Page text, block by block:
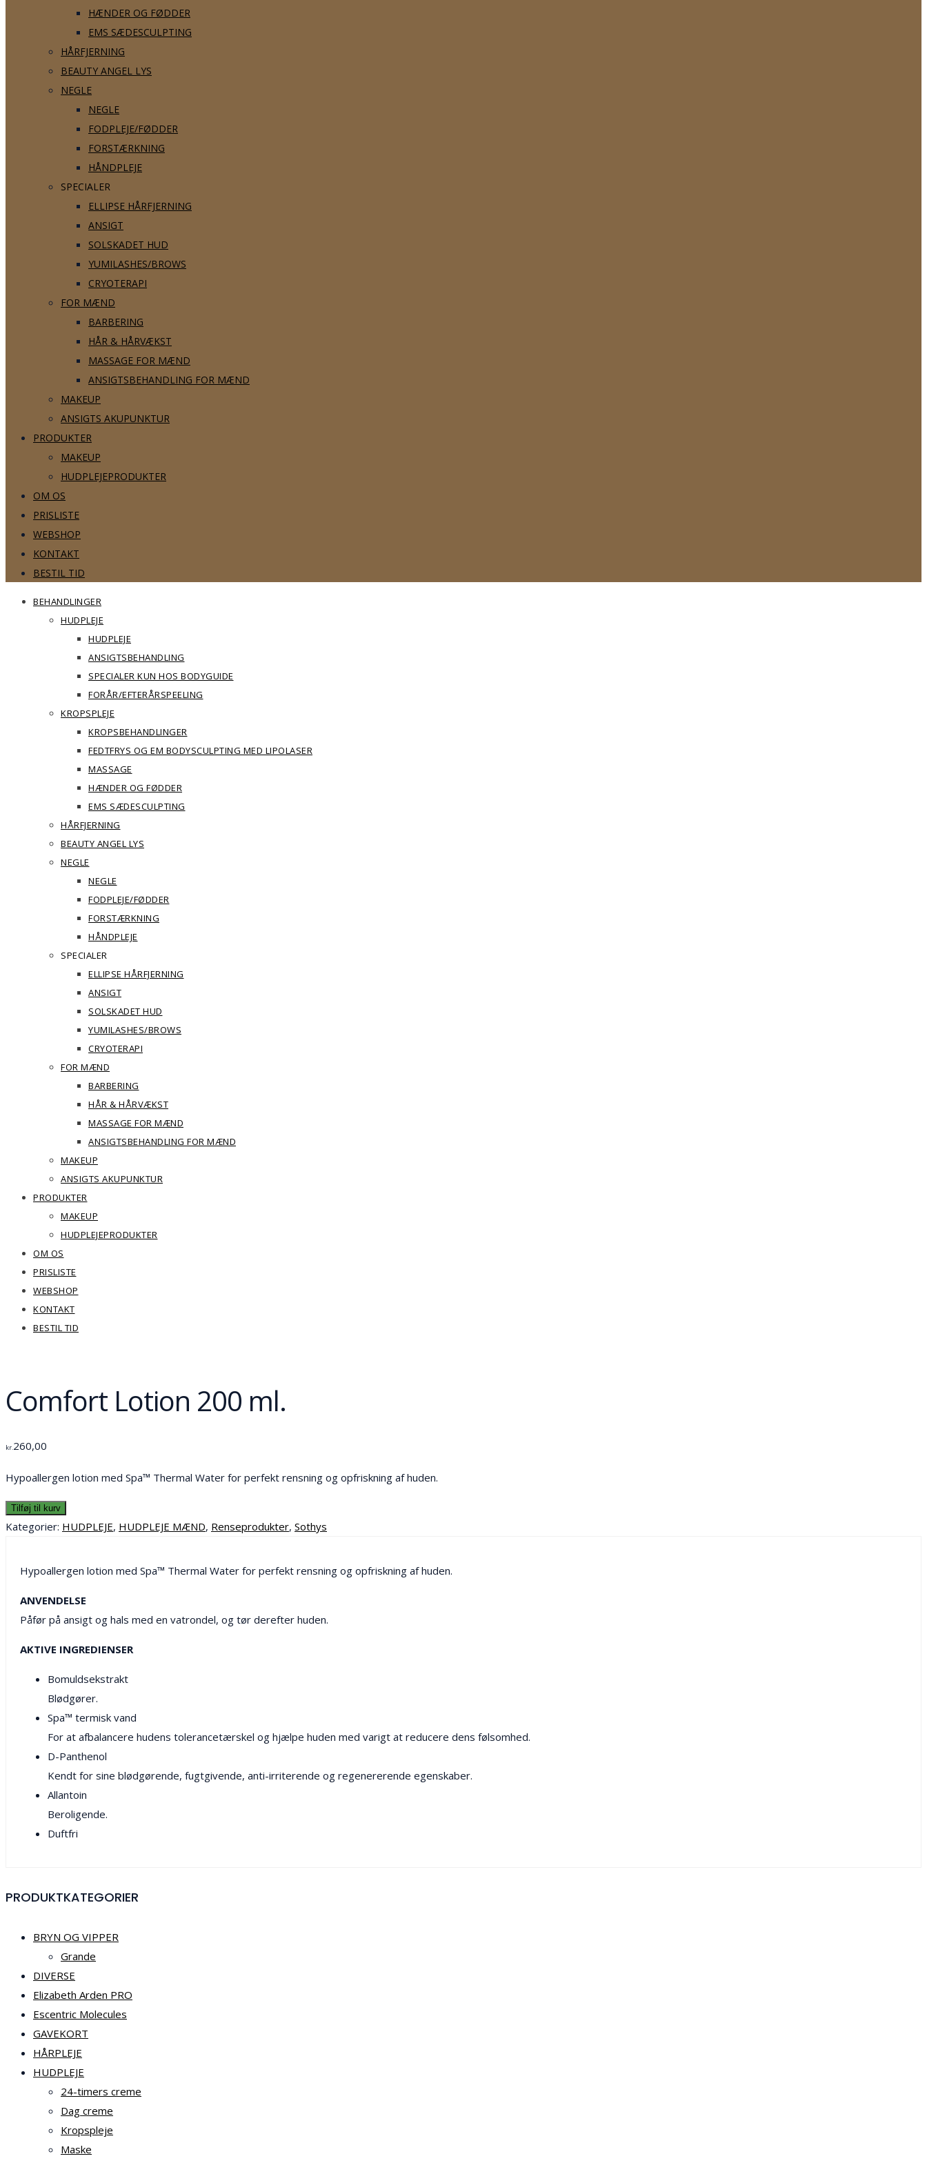
HÆNDER OG FØDDER
EMS SÆDESCULPTING
HÅRFJERNING
BEAUTY ANGEL LYS
NEGLE
NEGLE
FODPLEJE/FØDDER
FORSTÆRKNING
HÅNDPLEJE
SPECIALER
ELLIPSE HÅRFJERNING
ANSIGT
SOLSKADET HUD
YUMILASHES/BROWS
CRYOTERAPI
FOR MÆND
BARBERING
HÅR & HÅRVÆKST
MASSAGE FOR MÆND
ANSIGTSBEHANDLING FOR MÆND
MAKEUP
ANSIGTS AKUPUNKTUR
PRODUKTER
MAKEUP
HUDPLEJEPRODUKTER
OM OS
PRISLISTE
WEBSHOP
KONTAKT
BESTIL TID
BEHANDLINGER
HUDPLEJE
HUDPLEJE
ANSIGTSBEHANDLING
SPECIALER KUN HOS BODYGUIDE
FORÅR/EFTERÅRSPEELING
KROPSPLEJE
KROPSBEHANDLINGER
FEDTFRYS OG EM BODYSCULPTING MED LIPOLASER
MASSAGE
HÆNDER OG FØDDER
EMS SÆDESCULPTING
HÅRFJERNING
BEAUTY ANGEL LYS
NEGLE
NEGLE
FODPLEJE/FØDDER
FORSTÆRKNING
HÅNDPLEJE
SPECIALER
ELLIPSE HÅRFJERNING
ANSIGT
SOLSKADET HUD
YUMILASHES/BROWS
CRYOTERAPI
FOR MÆND
BARBERING
HÅR & HÅRVÆKST
MASSAGE FOR MÆND
ANSIGTSBEHANDLING FOR MÆND
MAKEUP
ANSIGTS AKUPUNKTUR
PRODUKTER
MAKEUP
HUDPLEJEPRODUKTER
OM OS
PRISLISTE
WEBSHOP
KONTAKT
BESTIL TID
Comfort Lotion 200 ml.
kr. 260,00
Hypoallergen lotion med Spa™ Thermal Water for perfekt rensning og opfriskning af huden.
Tilføj til kurv
Kategorier: HUDPLEJE, HUDPLEJE MÆND, Renseprodukter, Sothys
Hypoallergen lotion med Spa™ Thermal Water for perfekt rensning og opfriskning af huden.
ANVENDELSE
Påfør på ansigt og hals med en vatrondel, og tør derefter huden.
AKTIVE INGREDIENSER
Bomuldsekstrakt
Blødgører.
Spa™ termisk vand
For at afbalancere hudens tolerancetærskel og hjælpe huden med varigt at reducere dens følsomhed.
D-Panthenol
Kendt for sine blødgørende, fugtgivende, anti-irriterende og regenererende egenskaber.
Allantoin
Beroligende.
Duftfri
PRODUKTKATEGORIER
BRYN OG VIPPER
Grande
DIVERSE
Elizabeth Arden PRO
Escentric Molecules
GAVEKORT
HÅRPLEJE
HUDPLEJE
24-timers creme
Dag creme
Kropspleje
Maske